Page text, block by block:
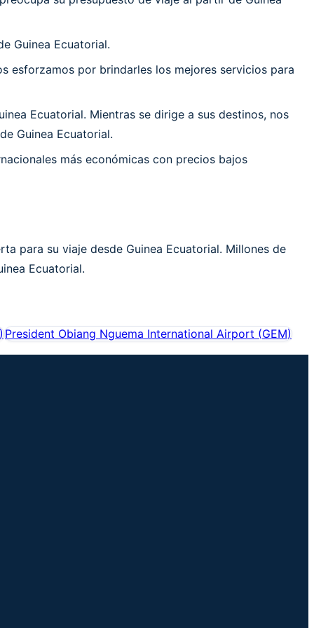
Guinea Ecuatorial.
esforzamos por brindarles los mejores servicios para
Ecuatorial. Mientras se dirige a sus destinos, nos
Guinea Ecuatorial.
más económicas con precios bajos
para su viaje desde Guinea Ecuatorial. Millones de
Ecuatorial.
)President Obiang Nguema International Airport (GEM)